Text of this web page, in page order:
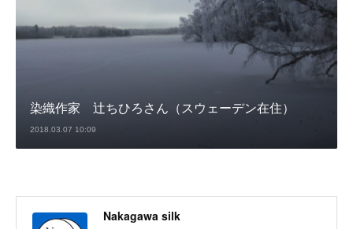
染織作家 辻ちひろさん（スウェーデン在住）
2018.03.07 10:09
Nakagawa silk